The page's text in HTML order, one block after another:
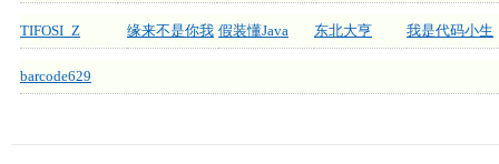
TIFOSI_Z 缘来不是你我 假装懂Java 东北大亨 我是代码小生
barcode629